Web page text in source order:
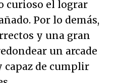
curioso el lograr
Por lo demás,
y una gran
un arcade
capaz de cumplir